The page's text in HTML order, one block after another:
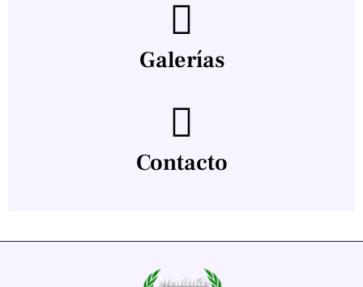
Galerías
Contacto